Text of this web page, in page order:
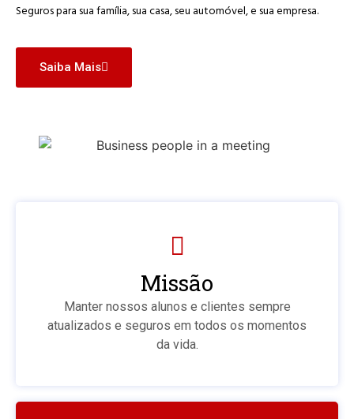
Seguros para sua família, sua casa, seu automóvel, e sua empresa.
Saiba Mais
Missão
Manter nossos alunos e clientes sempre
atualizados e seguros em todos os momentos
da vida.